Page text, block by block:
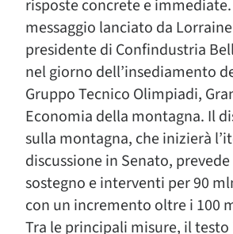
risposte concrete e
messaggio lanciato da
presidente di Confindustria
nel giorno dell’insediamento
Gruppo Tecnico Olimpiadi,
Economia della montagna. Il
sulla montagna, che inizierà
discussione in Senato,
sostegno e interventi per 90
con un incremento oltre i 100
Tra le principali misure, il